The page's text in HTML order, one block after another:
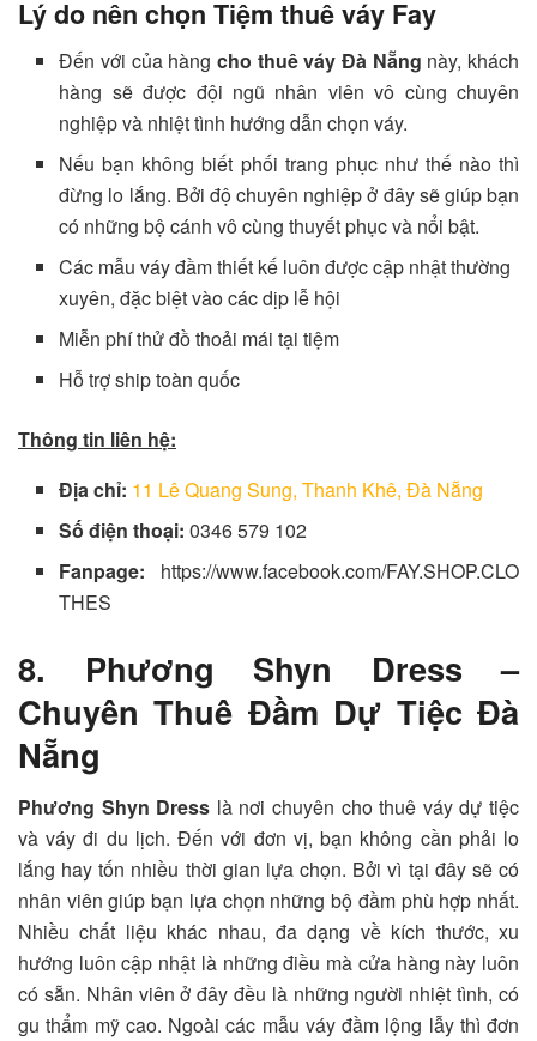
Lý do nên chọn Tiệm thuê váy Fay
Đến với của hàng cho thuê váy Đà Nẵng này, khách
hàng sẽ được đội ngũ nhân viên vô cùng chuyên
nghiệp và nhiệt tình hướng dẫn chọn váy.
Nếu bạn không biết phối trang phục như thế nào thì
đừng lo lắng. Bởi độ chuyên nghiệp ở đây sẽ giúp bạn
có những bộ cánh vô cùng thuyết phục và nổi bật.
Các mẫu váy đầm thiết kế luôn được cập nhật thường
xuyên, đặc biệt vào các dịp lễ hội
Miễn phí thử đồ thoải mái tại tiệm
Hỗ trợ ship toàn quốc
Thông tin liên hệ:
Địa chỉ: 11 Lê Quang Sung, Thanh Khê, Đà Nẵng
Số điện thoại:0346 579 102
Fanpage: https://www.facebook.com/FAY.SHOP.CLO
THES
8. Phương Shyn Dress –
Chuyên Thuê Đầm Dự Tiệc Đà
Nẵng
Phương Shyn Dress là nơi chuyên cho thuê váy dự tiệc
và váy đi du lịch. Đến với đơn vị, bạn không cần phải lo
lắng hay tốn nhiều thời gian lựa chọn. Bởi vì tại đây sẽ có
nhân viên giúp bạn lựa chọn những bộ đầm phù hợp nhất.
Nhiều chất liệu khác nhau, đa dạng về kích thước, xu
hướng luôn cập nhật là những điều mà cửa hàng này luôn
có sẵn. Nhân viên ở đây đều là những người nhiệt tình, có
gu thẩm mỹ cao. Ngoài các mẫu váy đầm lộng lẫy thì đơn